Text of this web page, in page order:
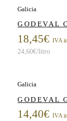
Galicia
GODEVAL
18,45€ IVA
24,60€/litro
Galicia
GODEVAL
14,40€ IVA